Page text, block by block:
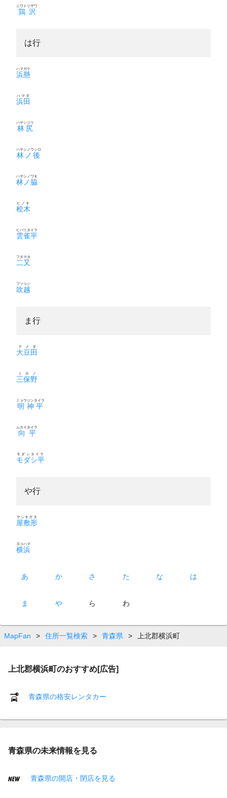
鶏沢
ニワトリザワ
は行
浜懸
ハマガケ
浜田
ハマダ
林尻
ハヤシジリ
林ノ後
ハヤシノウシロ
林ノ脇
ハヤシノワキ
桧木
ヒノキ
雲雀平
ヒバリタイラ
二又
フタマタ
吹越
フツコシ
ま行
大豆田
マメダ
三保野
ミホノ
明神平
ミョウジンタイラ
向平
ムカイタイラ
モダシ平
モダシタイラ
や行
屋敷形
ヤシキガタ
横浜
ヨコハマ
あ か さ た な は
ま や ら わ
MapFan > 住所一覧検索 > 青森県 > 上北郡横浜町
上北郡横浜町のおすすめ[広告]
青森県の格安レンタカー
青森県の未来情報を見る
青森県の開店・閉店を見る